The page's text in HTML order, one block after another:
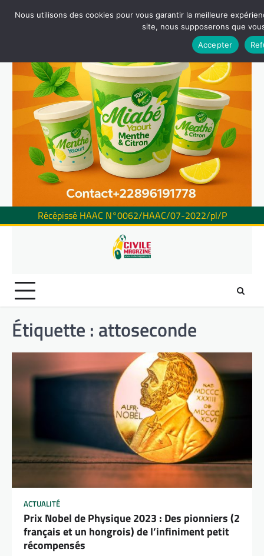
Récépissé HAAC N°0062/HAAC/07-2022/pl/P
Étiquette : attoseconde
ACTUALITÉ
Prix Nobel de Physique 2023 : Des pionniers (2
français et un hongrois) de l’infiniment petit
récompensés
Nous utilisons des cookies pour vous garantir la meilleure
site, nous supposerons que
Accepter